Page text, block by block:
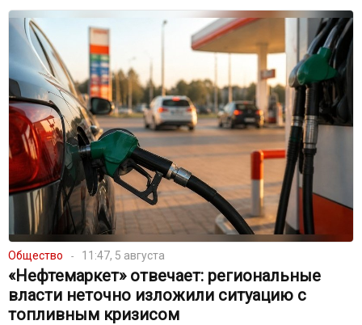
Общество 11:47, 5 августа
«Нефтемаркет» отвечает: региональные
власти неточно изложили ситуацию с
топливным кризисом